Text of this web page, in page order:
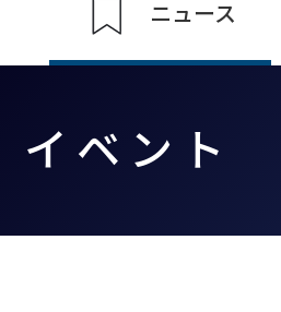
ニュース
イベント